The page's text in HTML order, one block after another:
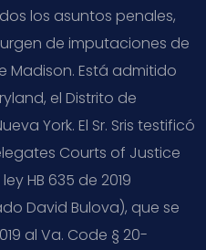
los asuntos penales,
de imputaciones de
Madison. Está admitido
el Distrito de
York. El Sr. Sris testificó
Courts of Justice
HB 635 de 2019
David Bulova), que se
al Va. Code § 20-